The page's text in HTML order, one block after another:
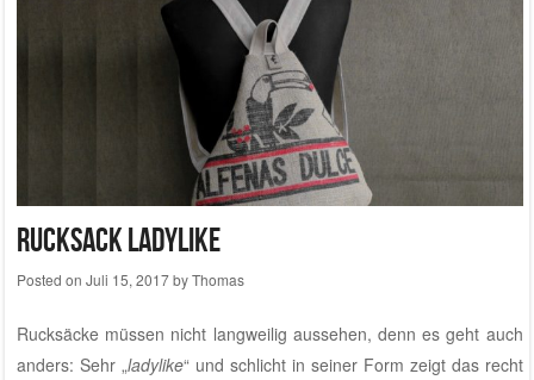
Rucksack ladylike
Posted on Juli 15, 2017byThomas
Rucksäcke müssen nicht langweilig aussehen, denn es geht auch
anders: Sehr „ladylike“ und schlicht in seiner Form zeigt das recht